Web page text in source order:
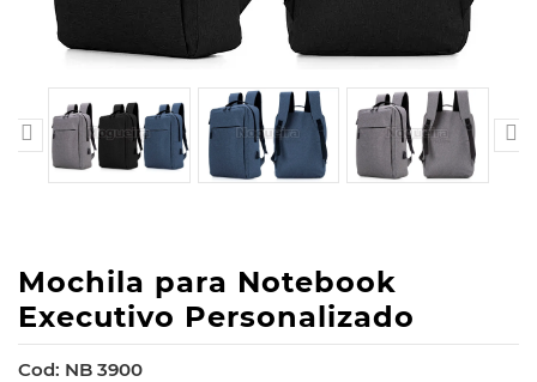
 
Mochila para Notebook
Executivo Personalizado
Cod: NB 3900